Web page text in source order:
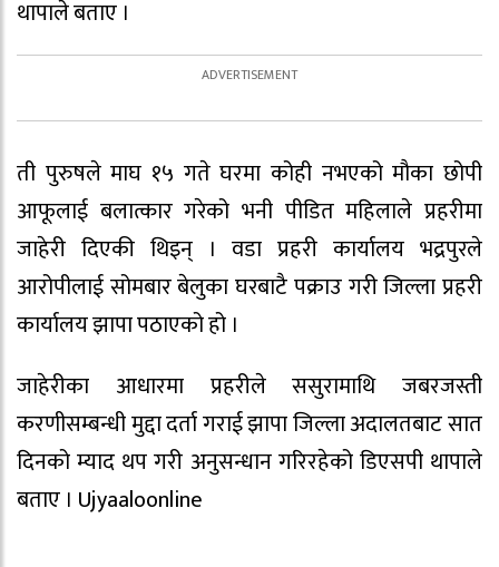
थापाले बताए ।
ती पुरुषले माघ १५ गते घरमा कोही नभएको मौका छोपी
आफूलाई बलात्कार गरेको भनी पीडित महिलाले प्रहरीमा
जाहेरी दिएकी थिइन् । वडा प्रहरी कार्यालय भद्रपुरले
आरोपीलाई सोमबार बेलुका घरबाटै पक्राउ गरी जिल्ला प्रहरी
कार्यालय झापा पठाएको हो ।
जाहेरीका आधारमा प्रहरीले ससुरामाथि जबरजस्ती
करणीसम्बन्धी मुद्दा दर्ता गराई झापा जिल्ला अदालतबाट सात
दिनको म्याद थप गरी अनुसन्धान गरिरहेको डिएसपी थापाले
बताए । Ujyaaloonline